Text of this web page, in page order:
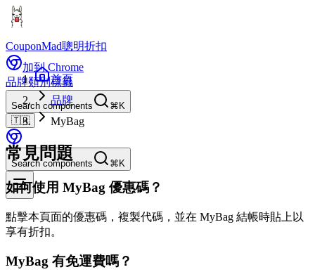
CouponMad聰明折扣
加到 Chrome
品牌類別標籤
Search components
⌘K
🇹🇼
Search components ⌘K
首頁
品牌
MyBag
常見問題
如何使用 MyBag 優惠碼？
點擊本頁面的優惠碼，複製代碼，並在 MyBag 結帳時貼上以
享有折扣。
MyBag 有免運費嗎？